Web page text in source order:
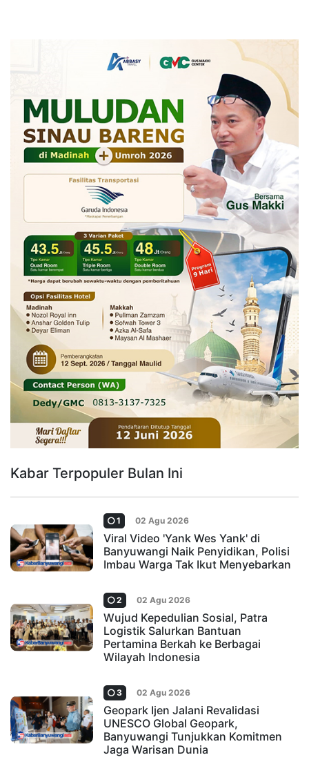
Kabar Terpopuler Bulan Ini
1 02 Agu 2026
Viral Video 'Yank Wes Yank' di
Banyuwangi Naik Penyidikan, Polisi
Imbau Warga Tak Ikut Menyebarkan
2 02 Agu 2026
Wujud Kepedulian Sosial, Patra
Logistik Salurkan Bantuan
Pertamina Berkah ke Berbagai
Wilayah Indonesia
3 02 Agu 2026
Geopark Ijen Jalani Revalidasi
UNESCO Global Geopark,
Banyuwangi Tunjukkan Komitmen
Jaga Warisan Dunia